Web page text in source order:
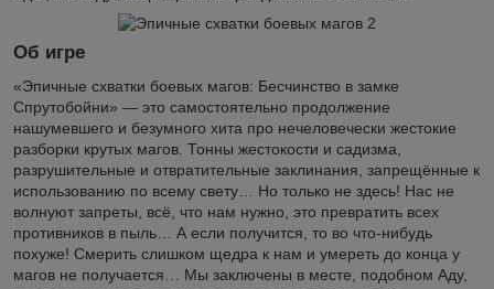
Об игре
«Эпичные схватки боевых магов: Бесчинство в замке
Спрутобойни» — это самостоятельно продолжение
нашумевшего и безумного хита про нечеловечески жестокие
разборки крутых магов. Тонны жестокости и садизма,
разрушительные и отвратительные заклинания, запрещённые к
использованию по всему свету… Но только не здесь! Нас не
волнуют запреты, всё, что нам нужно, это превратить всех
противников в пыль… А если получится, то во что-нибудь
похуже! Смерить слишком щедра к нам и умереть до конца у
магов не получается… Мы заключены в месте, подобном Аду,